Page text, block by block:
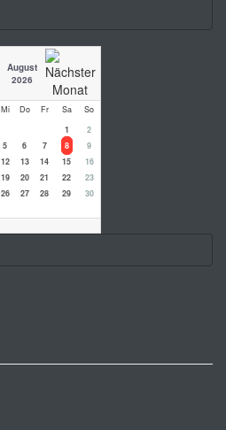
August
2026
Mi Do Fr Sa
So
1
2
5 6 7 8
9
12 13 14 15
16
19 20 21 22
23
26 27 28 29
30